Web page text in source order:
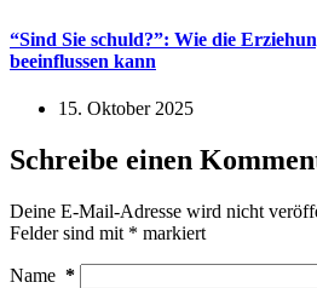
“Sind Sie schuld?”: Wie die
beeinflussen kann
15. Oktober 2025
Schreibe einen
Deine E-Mail-Adresse wird nicht
Felder sind mit * markiert
Name *